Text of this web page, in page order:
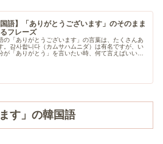
国語】「ありがとうございます」のそのまま
フレーズ
の「ありがとうございます」の言葉は、たくさんあ
。감사합니다（カムサハムニダ）は有名ですが、い
が「ありがとう」を言いたい時、何て言えばいいか
ます」の韓国語